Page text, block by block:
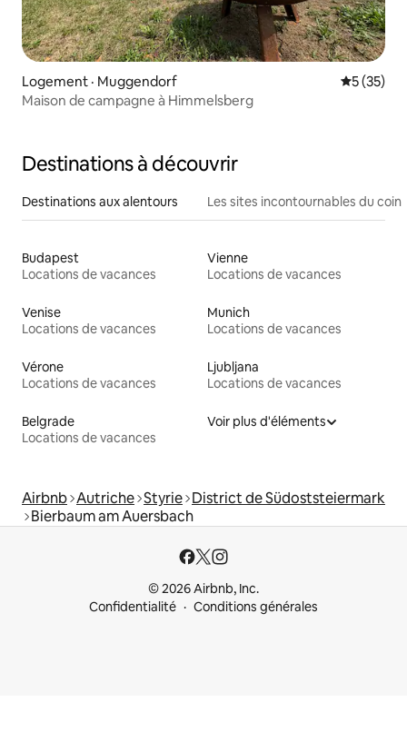
Logement · Muggendorf Note
5 (35)
Maison de campagne à Himmelsberg
Destinations à découvrir
Destinations aux alentours Les sites incontournables du coin
Budapest
Locations de vacances
Vienne
Locations de vacances
Venise
Locations de vacances
Munich
Locations de vacances
Vérone
Locations de vacances
Ljubljana
Locations de vacances
Belgrade
Locations de vacances
Voir plus d'éléments
Airbnb Autriche Styrie District de Südoststeiermark
Bierbaum am Auersbach
© 2026 Airbnb, Inc.
Confidentialité
Conditions générales